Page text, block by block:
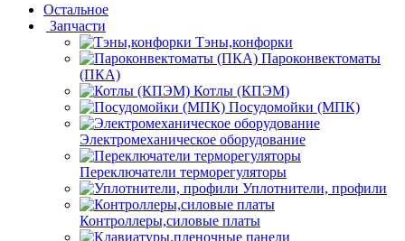
Остальное
Запчасти
Тэны,конфорки
Пароконвектоматы
(ПКА)
Котлы (КПЭМ)
Посудомойки (МПК)
Электромеханическое оборудование
Переключатели терморегуляторы
Уплотнители, профили
Контроллеры,силовые платы